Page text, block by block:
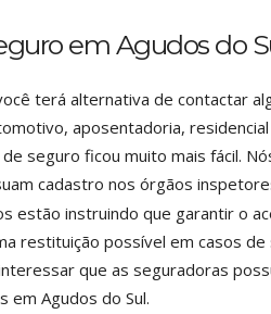
em Agudos do
terá alternativa de contactar
aposentadoria,
seguro ficou muito mais fácil.
cadastro nos órgãos
estão instruindo que garantir o
restituição possível em casos
que as seguradoras
em Agudos do Sul.